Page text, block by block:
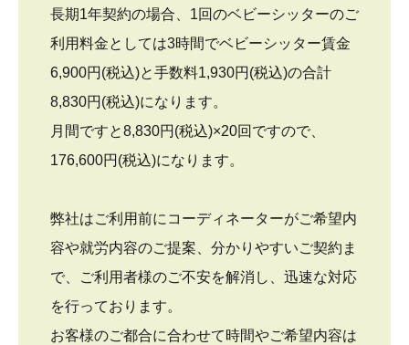
長期1年契約の場合、1回のベビーシッターのご
利用料金としては3時間でベビーシッター賃金
6,900円(税込)と手数料1,930円(税込)の合計
8,830円(税込)になります。
月間ですと8,830円(税込)×20回ですので、
176,600円(税込)になります。
弊社はご利用前にコーディネーターがご希望内
容や就労内容のご提案、分かりやすいご契約ま
で、ご利用者様のご不安を解消し、迅速な対応
を行っております。
お客様のご都合に合わせて時間やご希望内容は